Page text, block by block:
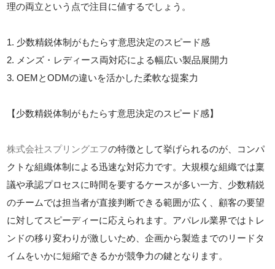
理の両立という点で注目に値するでしょう。
1. 少数精鋭体制がもたらす意思決定のスピード感
2. メンズ・レディース両対応による幅広い製品展開力
3. OEMとODMの違いを活かした柔軟な提案力
【少数精鋭体制がもたらす意思決定のスピード感】
株式会社スプリングエフの特徴として挙げられるのが、コンパ
クトな組織体制による迅速な対応力です。大規模な組織では稟
議や承認プロセスに時間を要するケースが多い一方、少数精鋭
のチームでは担当者が直接判断できる範囲が広く、顧客の要望
に対してスピーディーに応えられます。アパレル業界ではトレ
ンドの移り変わりが激しいため、企画から製造までのリードタ
イムをいかに短縮できるかが競争力の鍵となります。